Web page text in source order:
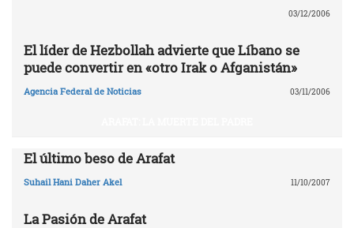
03/12/2006
El líder de Hezbollah advierte que Líbano se
puede convertir en «otro Irak o Afganistán»
Agencia Federal de Noticias 03/11/2006
El último beso de Arafat
Suhail Hani Daher Akel 11/10/2007
La Pasión de Arafat